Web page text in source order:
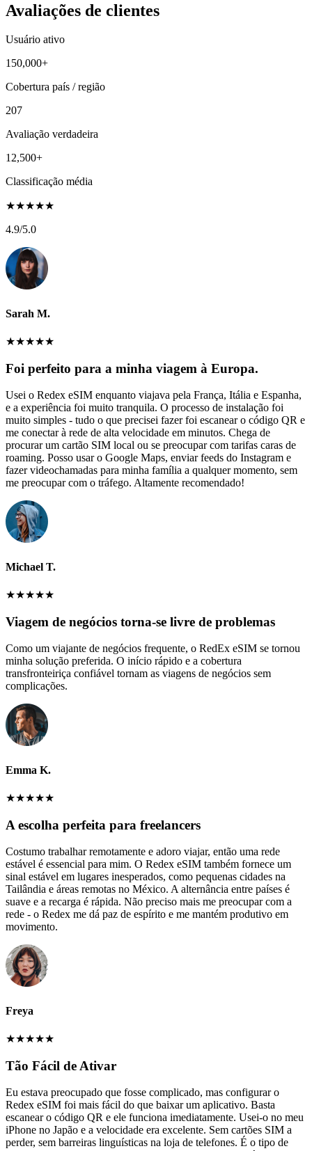
Avaliações de clientes
Usuário ativo
150,000+
Cobertura país / região
207
Avaliação verdadeira
12,500+
Classificação média
★★★★★
4.9/5.0
Sarah M.
★★★★★
Foi perfeito para a minha viagem à Europa.
Usei o Redex eSIM enquanto viajava pela França, Itália e Espanha,
e a experiência foi muito tranquila. O processo de instalação foi
muito simples - tudo o que precisei fazer foi escanear o código QR e
me conectar à rede de alta velocidade em minutos. Chega de
procurar um cartão SIM local ou se preocupar com tarifas caras de
roaming. Posso usar o Google Maps, enviar feeds do Instagram e
fazer videochamadas para minha família a qualquer momento, sem
me preocupar com o tráfego. Altamente recomendado!
Michael T.
★★★★★
Viagem de negócios torna-se livre de problemas
Como um viajante de negócios frequente, o RedEx eSIM se tornou
minha solução preferida. O início rápido e a cobertura
transfronteiriça confiável tornam as viagens de negócios sem
complicações.
Emma K.
★★★★★
A escolha perfeita para freelancers
Costumo trabalhar remotamente e adoro viajar, então uma rede
estável é essencial para mim. O Redex eSIM também fornece um
sinal estável em lugares inesperados, como pequenas cidades na
Tailândia e áreas remotas no México. A alternância entre países é
suave e a recarga é rápida. Não preciso mais me preocupar com a
rede - o Redex me dá paz de espírito e me mantém produtivo em
movimento.
Freya
★★★★★
Tão Fácil de Ativar
Eu estava preocupado que fosse complicado, mas configurar o
Redex eSIM foi mais fácil do que baixar um aplicativo. Basta
escanear o código QR e ele funciona imediatamente. Usei-o no meu
iPhone no Japão e a velocidade era excelente. Sem cartões SIM a
perder, sem barreiras linguísticas na loja de telefones. É o tipo de